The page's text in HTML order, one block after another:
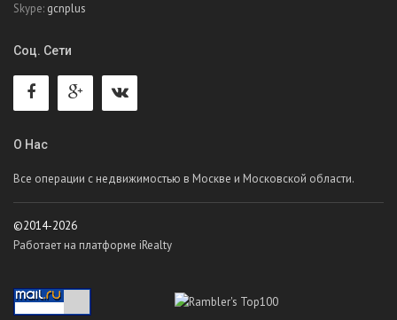
Skype: gcnplus
Соц. Сети
О Нас
Все операции с недвижимостью в Москве и Московской области.
©2014-2026
Работает на платформе iRealty